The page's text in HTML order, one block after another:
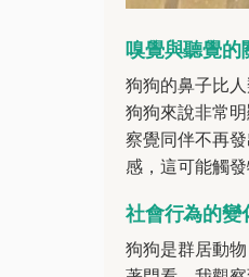
嗅覺與聽覺的
狗狗的鼻子比
狗狗來說非常
察覺同伴不再
感，這可能觸發
社會行為的變
狗狗是群居動